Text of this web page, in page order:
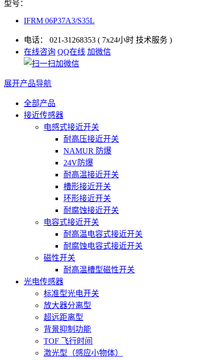
型号：
IFRM 06P37A3/S35L
电话： 021-31268353 ( 7x24小时 技术服务 )
在线咨询 QQ在线 加微信
展开产品导航
全部产品
接近传感器
电感式接近开关
耐高压接近开关
NAMUR 防爆
24V防爆
耐高温接近开关
槽形接近开关
环形接近开关
耐腐蚀接近开关
电容式接近开关
耐高温电容式接近开关
耐腐蚀电容式接近开关
磁性开关
耐高温槽型磁性开关
光电传感器
标准型光电开关
放大器分离型
超远距离型
背景抑制功能
TOF 飞行时间
激光型（感应小物体）